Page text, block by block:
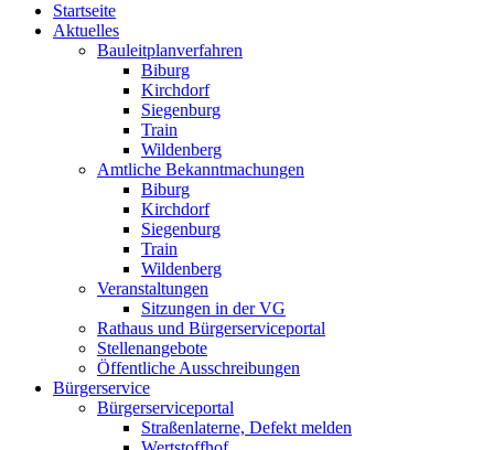
Startseite
Aktuelles
Bauleitplanverfahren
Biburg
Kirchdorf
Siegenburg
Train
Wildenberg
Amtliche Bekanntmachungen
Biburg
Kirchdorf
Siegenburg
Train
Wildenberg
Veranstaltungen
Sitzungen in der VG
Rathaus und Bürgerserviceportal
Stellenangebote
Öffentliche Ausschreibungen
Bürgerservice
Bürgerserviceportal
Straßenlaterne, Defekt melden